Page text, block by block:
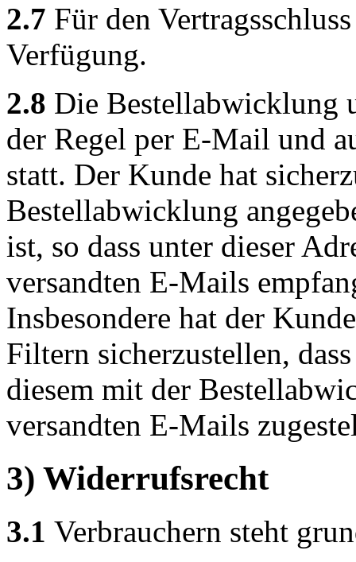
2.7 Für den
Verfügung.
2.8 Die Bestellabwicklung
der Regel per E-Mail und
statt. Der Kunde hat
Bestellabwicklung
ist, so dass unter dieser
versandten E-Mails
Insbesondere hat der
Filtern sicherzustellen,
diesem mit der
versandten E-Mails
3) Widerrufsrecht
3.1 Verbrauchern steht